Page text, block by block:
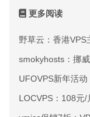
更多阅读
野草云：香港
smokyhosts：挪
UFOVPS新年活
LOCVPS：108元